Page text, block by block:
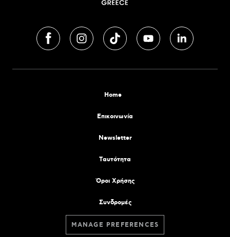
Home
Επικοινωνία
Newsletter
Tαυτότητα
Όροι Χρήσης
Συνδρομές
MANAGE PREFERENCES